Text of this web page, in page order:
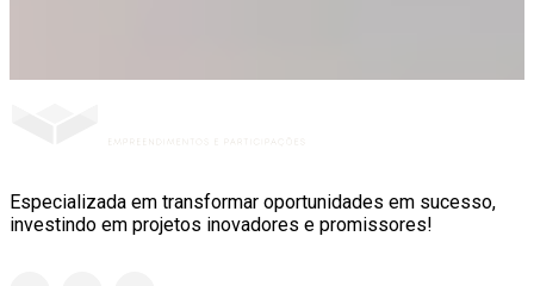
Especializada em transformar oportunidades em sucesso,
investindo em projetos inovadores e promissores!